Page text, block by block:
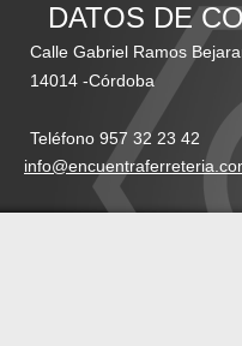
DATOS DE
Calle Gabriel Ramos
14014 -Córdoba
Teléfono 957 32 23 42